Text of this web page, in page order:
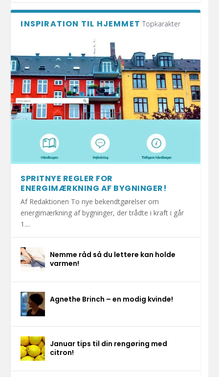
INSPIRATION TIL HJEMMET Topkarakter
SPRITNYE REGLER FOR
ENERGIMÆRKNING AF BYGNINGER!
Af Redaktionen To nye bekendtgørelser om
energimærkning af bygninger, der trådte i kraft i går
1....
Nemme råd så du lettere kan holde
varmen!
Agnethe Brinch – en modig kvinde!
Januar tips til din rengøring med
citron!